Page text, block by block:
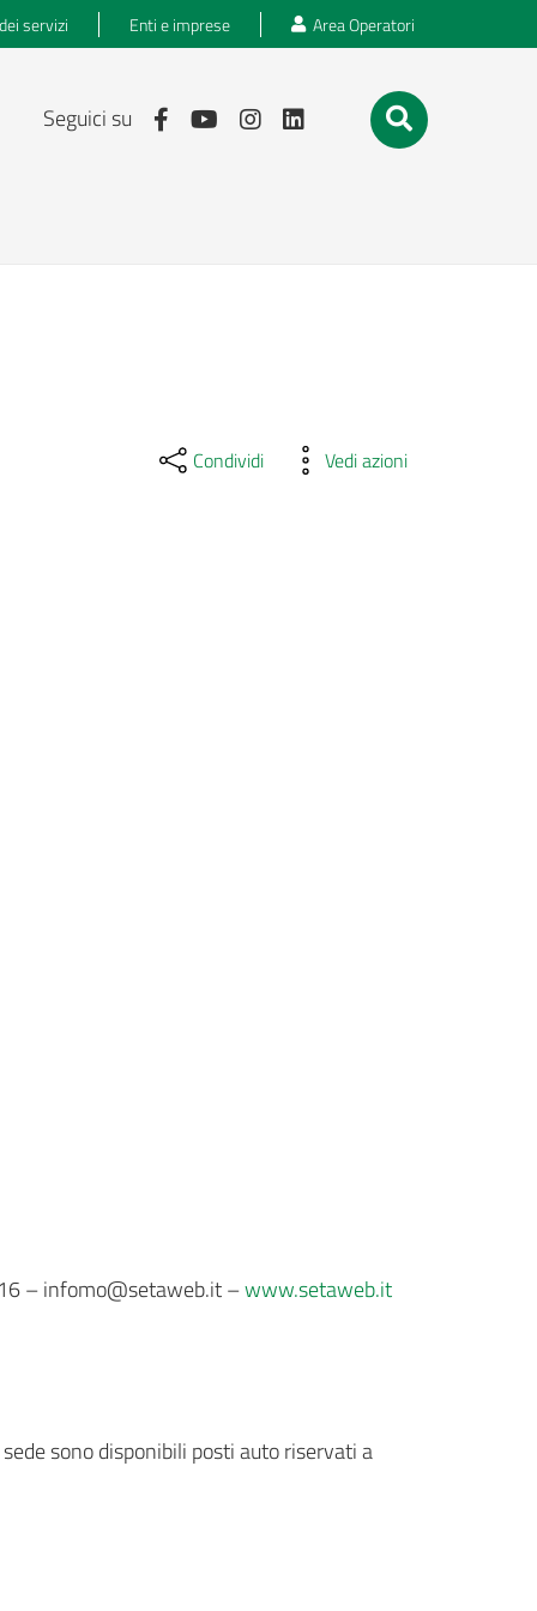
servizi Enti e imprese Area Operatori
Seguici su
Condividi Vedi azioni
– infomo@setaweb.it –www.setaweb.it
sono disponibili posti auto riservati a